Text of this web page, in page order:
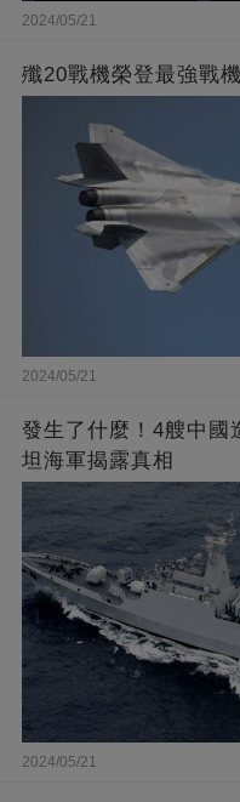
2024/05/21
殲20戰機榮登最強戰
2024/05/21
發生了什麼！4艘中國
坦海軍揭露真相
2024/05/21